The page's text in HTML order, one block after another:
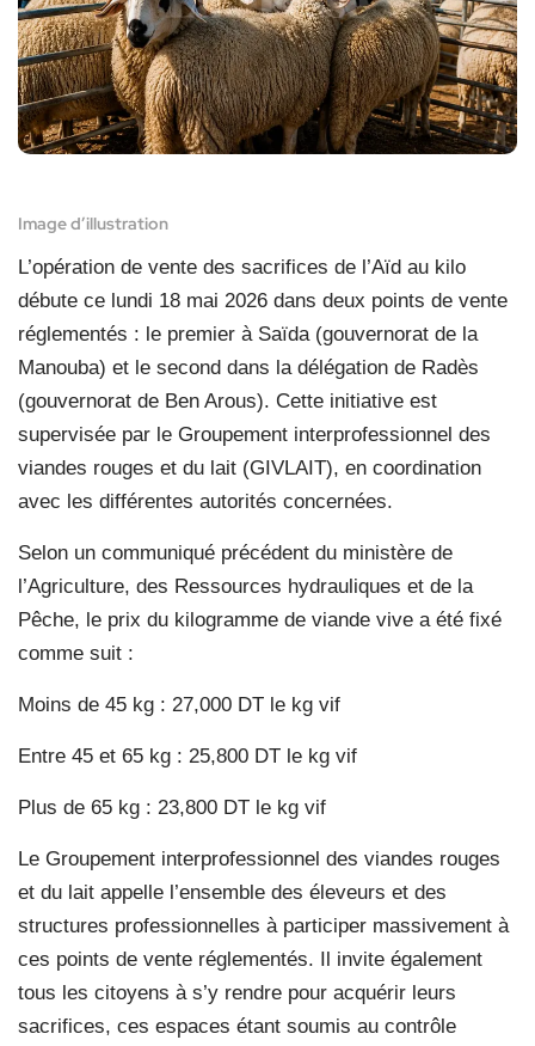
Image d’illustration
L’opération de vente des sacrifices de l’Aïd au kilo
débute ce lundi 18 mai 2026 dans deux points de vente
réglementés : le premier à Saïda (gouvernorat de la
Manouba) et le second dans la délégation de Radès
(gouvernorat de Ben Arous). Cette initiative est
supervisée par le Groupement interprofessionnel des
viandes rouges et du lait (GIVLAIT), en coordination
avec les différentes autorités concernées.
Selon un communiqué précédent du ministère de
l’Agriculture, des Ressources hydrauliques et de la
Pêche, le prix du kilogramme de viande vive a été fixé
comme suit :
Moins de 45 kg : 27,000 DT le kg vif
Entre 45 et 65 kg : 25,800 DT le kg vif
Plus de 65 kg : 23,800 DT le kg vif
Le Groupement interprofessionnel des viandes rouges
et du lait appelle l’ensemble des éleveurs et des
structures professionnelles à participer massivement à
ces points de vente réglementés. Il invite également
tous les citoyens à s’y rendre pour acquérir leurs
sacrifices, ces espaces étant soumis au contrôle